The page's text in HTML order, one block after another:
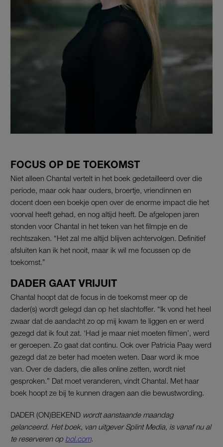
FOCUS OP DE TOEKOMST
Niet alleen Chantal vertelt in het boek gedetailleerd over die
periode, maar ook haar ouders, broertje, vriendinnen en
docent doen een boekje open over de enorme impact die het
voorval heeft gehad, en nog altijd heeft. De afgelopen jaren
stonden voor Chantal in het teken van het filmpje en de
rechtszaken. “Het zal me altijd blijven achtervolgen. Definitief
afsluiten kan ik het nooit, maar ik wil me focussen op de
toekomst.”
DADER GAAT VRIJUIT
Chantal hoopt dat de focus in de toekomst meer op de
dader(s) wordt gelegd dan op het slachtoffer. “Ik vond het heel
zwaar dat de aandacht zo op mij kwam te liggen en er werd
gezegd dat ik fout zat. ‘Had je maar niet moeten filmen’, werd
er geroepen. Zo gaat dat continu. Ook over Patricia Paay werd
gezegd dat ze beter had moeten weten. Daar word ik moe
van. Over de daders, die alles online zetten, wordt niet
gesproken.” Dat moet veranderen, vindt Chantal. Met haar
boek hoopt ze bij te kunnen dragen aan die bewustwording.
DADER (ON)BEKEND wordt aanstaande maandag
gelanceerd. Het boek, van uitgever Splint Media, is vanaf nu al
te reserveren op bol.com.